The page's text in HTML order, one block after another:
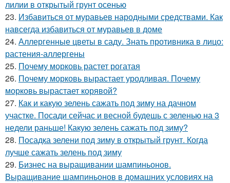
лилии в открытый грунт осенью
23. Избавиться от муравьев народными средствами. Как
навсегда избавиться от муравьев в доме
24. Аллергенные цветы в саду. Знать противника в лицо:
растения-аллергены
25. Почему морковь растет рогатая
26. Почему морковь вырастает уродливая. Почему
морковь вырастает корявой?
27. Как и какую зелень сажать под зиму на дачном
участке. Посади сейчас и весной будешь с зеленью на 3
недели раньше! Какую зелень сажать под зиму?
28. Посадка зелени под зиму в открытый грунт. Когда
лучше сажать зелень под зиму
29. Бизнес на выращивании шампиньонов.
Выращивание шампиньонов в домашних условиях на